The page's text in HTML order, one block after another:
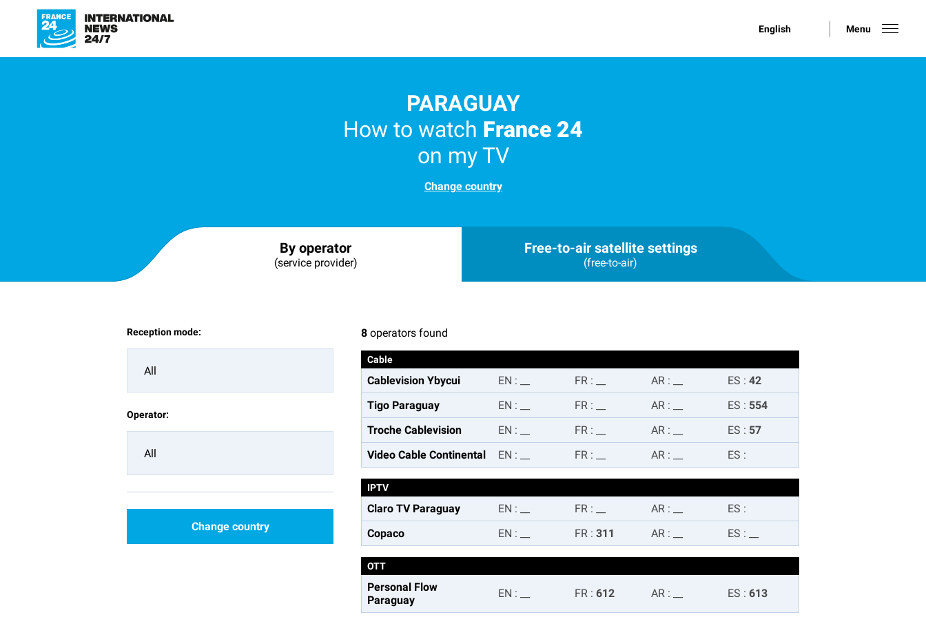
English Menu
PARAGUAY
How to watch France 24
on my TV
Change country
By operator
(service provider)
Free-to-air satellite settings
(free-to-air)
Reception mode:
All
Operator:
All
Change country
8 operators found
Cable
Cablevision Ybycui EN : FR : AR : ES : 42
Tigo Paraguay
EN : FR : AR : ES : 554
Troche Cablevision
EN : FR : AR : ES : 57
Video Cable Continental
EN : FR : AR : ES :
IPTV
Claro TV Paraguay EN : FR : AR : ES :
Copaco
EN : FR : 311 AR : ES :
OTT
Personal Flow
Paraguay
EN : FR : 612 AR : ES : 613